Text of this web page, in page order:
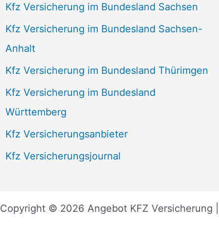
Kfz Versicherung im Bundesland Sachsen
Kfz Versicherung im Bundesland Sachsen-
Anhalt
Kfz Versicherung im Bundesland Thürimgen
Kfz Versicherung im Bundesland
Württemberg
Kfz Versicherungsanbieter
Kfz Versicherungsjournal
Copyright © 2026 Angebot KFZ Versicherung |